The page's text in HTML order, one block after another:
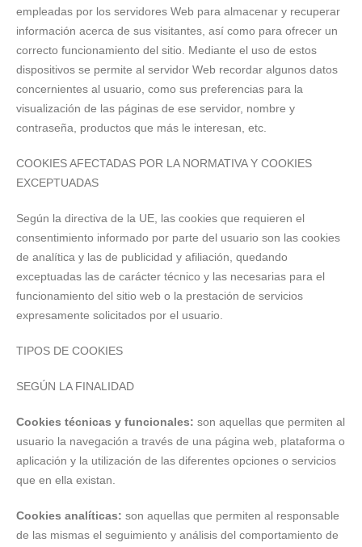
empleadas por los servidores Web para almacenar y recuperar
información acerca de sus visitantes, así como para ofrecer un
correcto funcionamiento del sitio. Mediante el uso de estos
dispositivos se permite al servidor Web recordar algunos datos
concernientes al usuario, como sus preferencias para la
visualización de las páginas de ese servidor, nombre y
contraseña, productos que más le interesan, etc.
COOKIES AFECTADAS POR LA NORMATIVA Y COOKIES
EXCEPTUADAS
Según la directiva de la UE, las cookies que requieren el
consentimiento informado por parte del usuario son las cookies
de analítica y las de publicidad y afiliación, quedando
exceptuadas las de carácter técnico y las necesarias para el
funcionamiento del sitio web o la prestación de servicios
expresamente solicitados por el usuario.
TIPOS DE COOKIES
SEGÚN LA FINALIDAD
Cookies técnicas y funcionales: son aquellas que permiten al
usuario la navegación a través de una página web, plataforma o
aplicación y la utilización de las diferentes opciones o servicios
que en ella existan.
Cookies analíticas: son aquellas que permiten al responsable
de las mismas el seguimiento y análisis del comportamiento de